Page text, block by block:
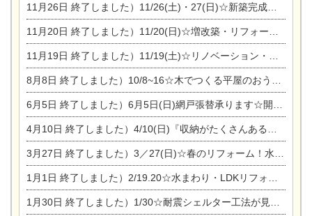
11月26日 終了しました）11/26(土)・27(日)☆新築完成見学会 in一宮市あずら
11月20日 終了しました）11/20(日)☆増改築・リフォームまつり＆秋の味覚まつり＆芸術祭
11月19日 終了しました）11/19(土)☆リノベーション・家の修理まつり＆増改築・リフォームまつりin扶桑ゴルフ
8月8日 終了しました）10/8~16☆木でつくる平屋のおうちのつくり方【完全予約制】
6月5日 終了しました）6月5日(日)網戸張替承ります☆開催！
4月10日 終了しました）4/10(日)『収納がたくさんあるおうち現場見学会』
3月27日 終了しました）3／27(日)☆春のリフォーム！水まわりLDKリフォーム相談会&今がチャンス！エアコン相談会
1月1日 終了しました）2/19.20☆水まわり・LDKリフォーム相談会＆エアコン相談会
1月30日 終了しました）1/30☆耐震シェルター工法が見れる完成見学会